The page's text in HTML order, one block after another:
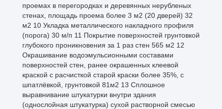
проемах в перегородках и деревянных нерубленых
стенах, площадь проема более 3 м2 (20 дверей) 32
м2 10 Укладка металлического накладного профиля
(порога) 30 м/п 11 Покрытие поверхностей грунтовкой
глубокого проникновения за 1 раз стен 565 м2 12
Окрашивание водоэмульсионными составами
поверхностей стен, ранее окрашенных клеевой
краской с расчисткой старой краски более 35%, с
шпатлёвкой, грунтовкой 81м2 13 Сплошное
выравнивание штукатурки внутри здания
(однослойная штукатурка) сухой растворной смесью